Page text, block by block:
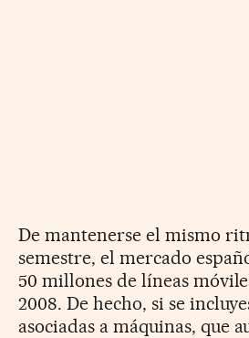
De mantenerse el mismo
semestre, el mercado
50 millones de líneas
2008. De hecho, si se
asociadas a máquinas, que